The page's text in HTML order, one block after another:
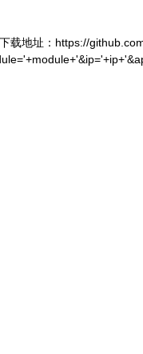
载地址：https://